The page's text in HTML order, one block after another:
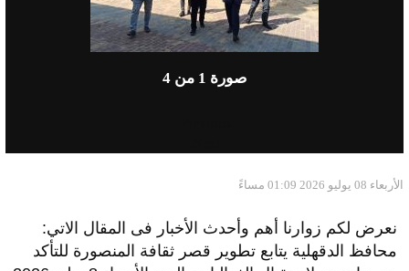
صورة 1 من 4
الأربعاء 08 يوليو 2026 01:09 مساءً
نعرض لكم زوارنا أهم وأحدث الأخبار فى المقال الاتي:
محافظ الدقهلية يتابع تطوير قصر ثقافة المنصورة للتأكد